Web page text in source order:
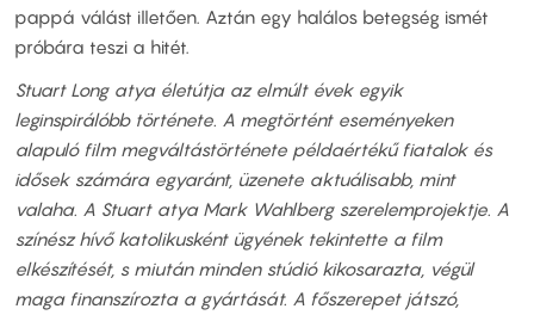
pappá válást illetően. Aztán egy halálos betegség ismét
próbára teszi a hitét.
Stuart Long atya életútja az elmúlt évek egyik
leginspirálóbb története. A megtörtént eseményeken
alapuló film megváltástörténete példaértékű fiatalok és
idősek számára egyaránt, üzenete aktuálisabb, mint
valaha. A Stuart atya Mark Wahlberg szerelemprojektje. A
színész hívő katolikusként ügyének tekintette a film
elkészítését, s miután minden stúdió kikosarazta, végül
maga finanszírozta a gyártását. A főszerepet játszó,